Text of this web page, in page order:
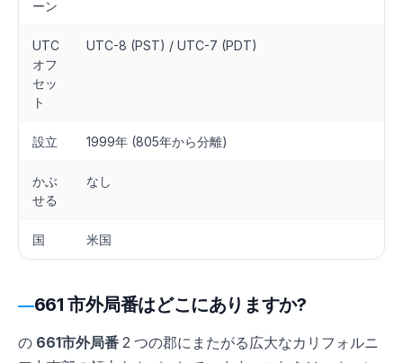
ーン
UTC
オフ
セッ
ト
UTC-8 (PST) / UTC-7 (PDT)
設立 1999年 (805年から分離)
かぶ
せる
なし
国 米国
661 市外局番はどこにありますか?
の 661市外局番 2 つの郡にまたがる広大なカリフォルニ